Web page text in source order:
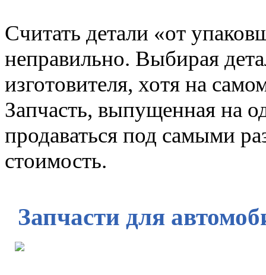
Cчитать детали «от
неправильно. Выбирая
изготовителя, хотя на
Запчасть, выпущенная на
продаваться под самыми
стоимость.
Запчасти для